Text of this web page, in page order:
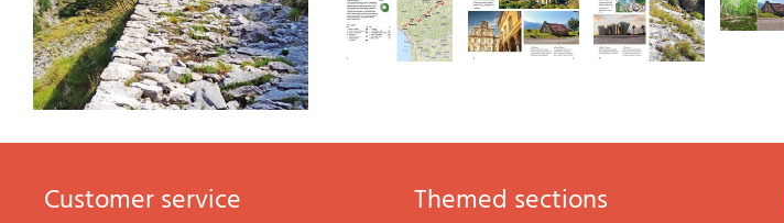
Customer service themed sections